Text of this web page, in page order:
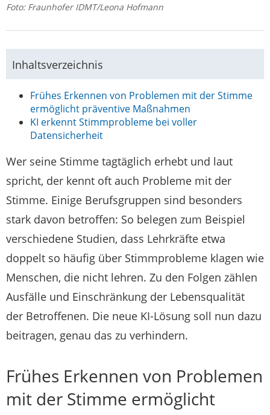
Foto: Fraunhofer IDMT/Leona Hofmann
Inhaltsverzeichnis
Frühes Erkennen von Problemen mit der Stimme
ermöglicht präventive Maßnahmen
KI erkennt Stimmprobleme bei voller
Datensicherheit
Wer seine Stimme tagtäglich erhebt und laut
spricht, der kennt oft auch Probleme mit der
Stimme. Einige Berufsgruppen sind besonders
stark davon betroffen: So belegen zum Beispiel
verschiedene Studien, dass Lehrkräfte etwa
doppelt so häufig über Stimmprobleme klagen wie
Menschen, die nicht lehren. Zu den Folgen zählen
Ausfälle und Einschränkung der Lebensqualität
der Betroffenen. Die neue KI-Lösung soll nun dazu
beitragen, genau das zu verhindern.
Frühes Erkennen von Problemen
mit der Stimme ermöglicht